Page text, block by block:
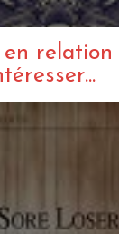
relation